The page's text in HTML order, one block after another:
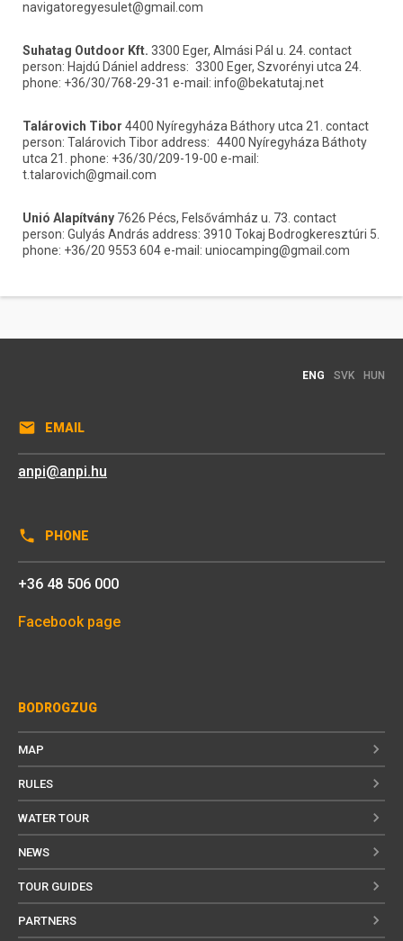
navigatoregyesulet@gmail.com
Suhatag Outdoor Kft. 3300 Eger, Almási Pál u. 24. contact
person: Hajdú Dániel address:	3300 Eger, Szvorényi utca 24.
phone: +36/30/768-29-31 e-mail: info@bekatutaj.net
Talárovich Tibor 4400 Nyíregyháza Báthory utca 21. contact
person: Talárovich Tibor address:	4400 Nyíregyháza Báthoty
utca 21. phone: +36/30/209-19-00 e-mail:
t.talarovich@gmail.com
Unió Alapítvány 7626 Pécs, Felsővámház u. 73. contact
person: Gulyás András address: 3910 Tokaj Bodrogkeresztúri 5.
phone: +36/20 9553 604 e-mail: uniocamping@gmail.com
ENG SVK HUN
EMAIL
anpi@anpi.hu
PHONE
+36 48 506 000
Facebook page
BODROGZUG
MAP
RULES
WATER TOUR
NEWS
TOUR GUIDES
PARTNERS